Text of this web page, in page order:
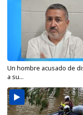
Un hombre acusado de
a su...